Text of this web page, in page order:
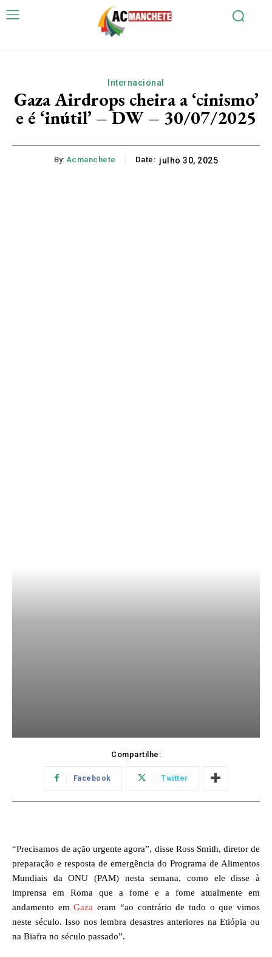
Internacional
Gaza Airdrops cheira a ‘cinismo’
e é ‘inútil’ – DW – 30/07/2025
By: Acmanchete Date: julho 30, 2025
Compartilhe:
Facebook Twitter
“Precisamos de ação urgente agora”, disse Ross Smith, diretor de
preparação e resposta de emergência do Programa de Alimentos
Mundiais da ONU (PAM) nesta semana, como ele disse à
imprensa em Roma que a fome e a fome atualmente em
andamento emGaza eram “ao contrário de tudo o que vimos
neste século. Isso nos lembra desastres anteriores na Etiópia ou
na Biafra no século passado”.